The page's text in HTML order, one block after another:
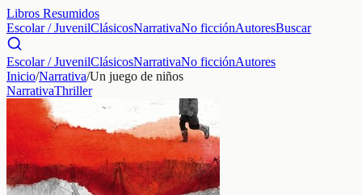
Libros Resumidos
Escolar / JuvenilClásicosNarrativaNo ficciónAutoresBuscar
Escolar / JuvenilClásicosNarrativaNo ficciónAutores
Inicio/Narrativa/Un juego de niños
NarrativaThriller